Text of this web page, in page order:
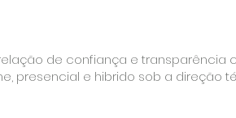
de confiança e transparência
presencial e hibrido sob a direção